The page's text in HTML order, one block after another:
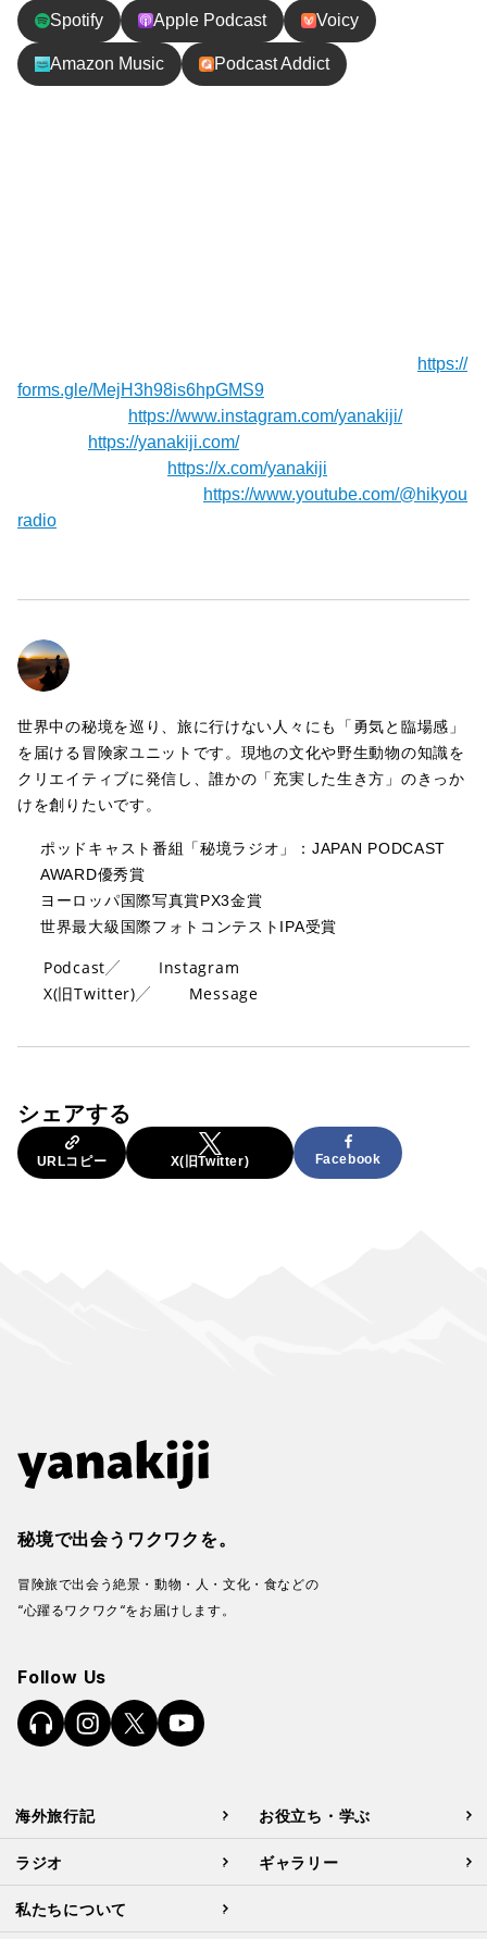
Spotify Apple Podcast Voicy
Amazon Music Podcast Addict
https://
forms.gle/MejH3h98is6hpGMS9
https://www.instagram.com/yanakiji/
https://yanakiji.com/
https://x.com/yanakiji
https://www.youtube.com/@hikyou
radio
世界中の秘境を巡り、旅に行けない人々にも「勇気と臨場感」
を届ける冒険家ユニットです。現地の文化や野生動物の知識を
クリエイティブに発信し、誰かの「充実した生き方」のきっか
けを創りたいです。
ポッドキャスト番組「秘境ラジオ」：JAPAN PODCAST
AWARD優秀賞
ヨーロッパ国際写真賞PX3金賞
世界最大級国際フォトコンテストIPA受賞
Podcast
Instagram
X(旧Twitter)
Message
シェアする
URLコピー X(旧Twitter) Facebook
秘境で出会うワクワクを。
冒険旅で出会う絶景・動物・人・文化・食などの
“心躍るワクワク“をお届けします。
Follow Us
海外旅行記
お役立ち・学ぶ
ラジオ
ギャラリー
私たちについて